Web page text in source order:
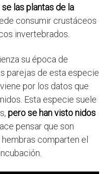
las plantas de la
consumir crustáceos
invertebrados.
su época de
parejas de esta especie
por los datos que
Esta especie suele
pero se han visto nidos
pensar que son
comparten el